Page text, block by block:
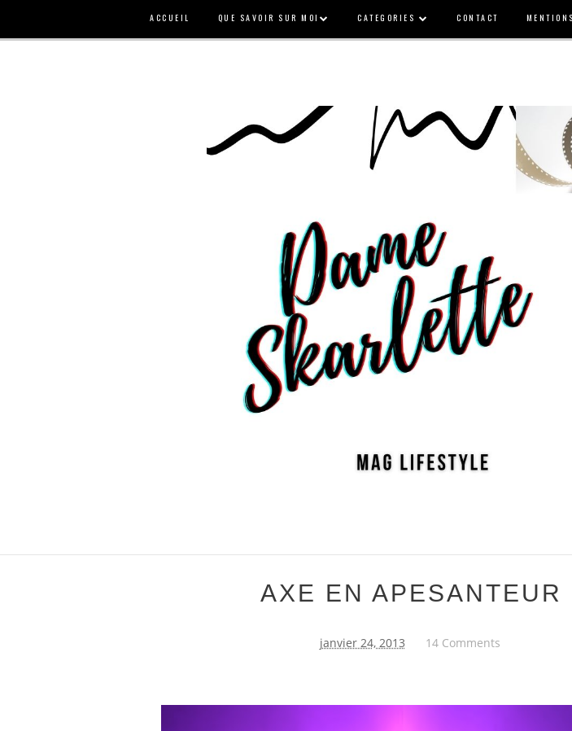
ACCUEIL QUE SAVOIR SUR MOI CATEGORIES CONTACT
AXE EN APESANTEUR
janvier 24, 2013 14 Comments